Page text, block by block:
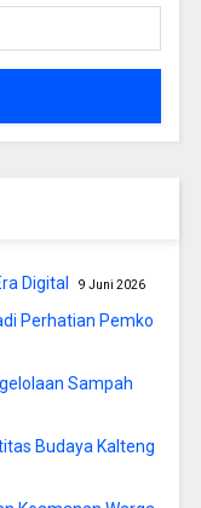
Digital 9 Juni 2026
Perhatian Pemko
Sampah
Budaya Kalteng